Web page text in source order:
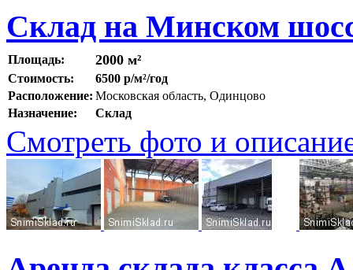
Склад на Минском
Площадь: 2000 м²
Стоимость:
6500 р/м²/год
Расположение: Московская область, Одинцово
Назначение:
Склад
Смотреть фото и